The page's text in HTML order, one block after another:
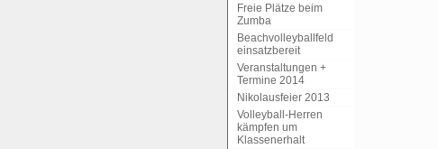
Freie Plätze beim
Zumba
Beachvolleyballfeld
einsatzbereit
Veranstaltungen +
Termine 2014
Nikolausfeier 2013
Volleyball-Herren
kämpfen um
Klassenerhalt